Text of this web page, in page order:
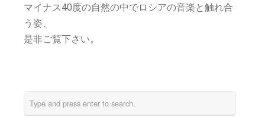
マイナス40度の自然の中でロシアの音楽と触れ合
う姿、
是非ご覧下さい。